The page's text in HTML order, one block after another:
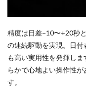
精度は日差−10〜+20秒
の連続駆動を実現。日
も高い実用性を発揮し
らかで心地よい操作性
す。